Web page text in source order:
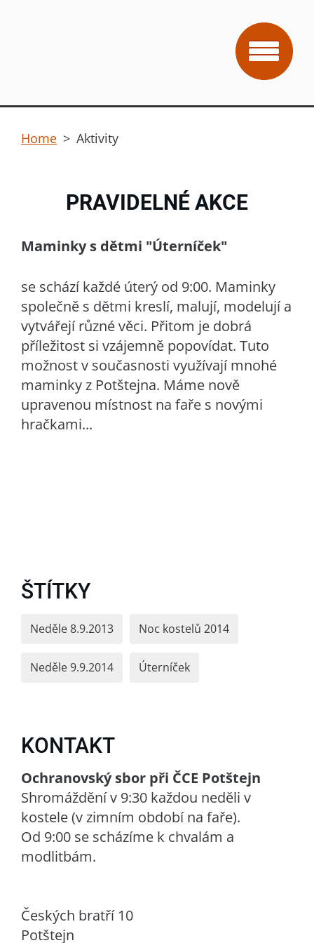
Home > Aktivity
PRAVIDELNÉ AKCE
Maminky s dětmi "Úterníček"
se schází každé úterý od 9:00. Maminky
společně s dětmi kreslí, malují, modelují a
vytvářejí různé věci. Přitom je dobrá
příležitost si vzájemně popovídat. Tuto
možnost v současnosti využívají mnohé
maminky z Potštejna. Máme nově
upravenou místnost na faře s novými
hračkami...
ŠTÍTKY
Neděle 8.9.2013 Noc kostelů 2014
Neděle 9.9.2014 Úterníček
KONTAKT
Ochranovský sbor při ČCE Potštejn
Shromáždění v 9:30 každou neděli v
kostele (v zimním období na faře).
Od 9:00 se scházíme k chvalám a
modlitbám.
Českých bratří 10
Potštejn